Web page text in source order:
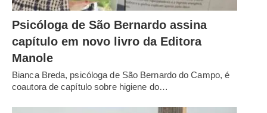
Psicóloga de São Bernardo assina
capítulo em novo livro da Editora
Manole
Bianca Breda, psicóloga de São Bernardo do Campo, é
coautora de capítulo sobre higiene do…